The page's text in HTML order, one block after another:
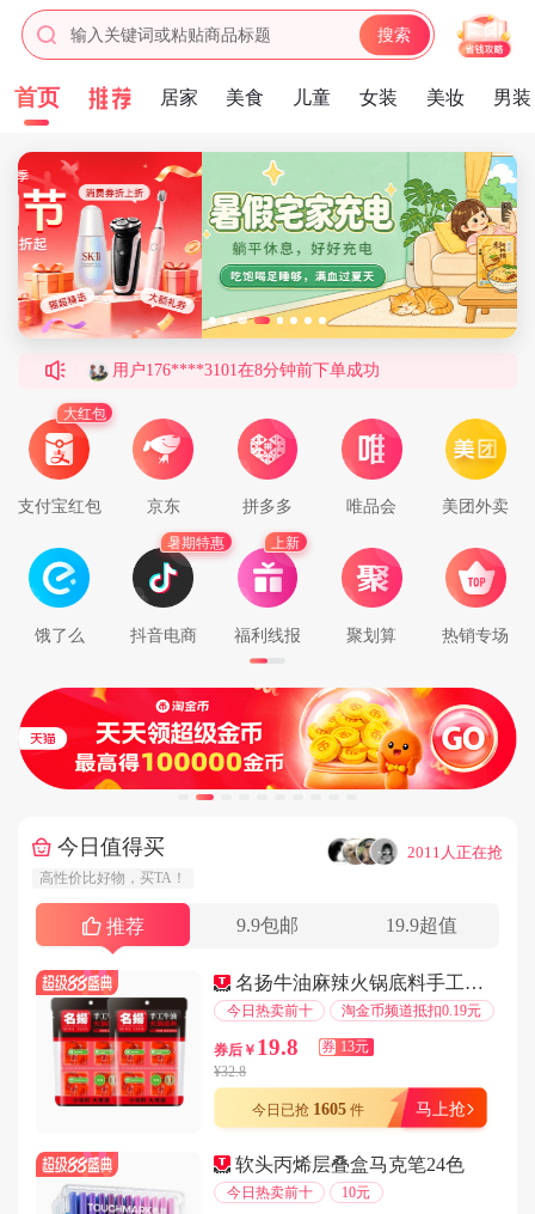
输入关键词或粘贴商品标题 搜索
首页 居家 美食 儿童 女装 美妆 男装
用户158****9657在4分钟前下单成功
用户130****7136在2分钟前下单成功
用户157****2876在5分钟前下单成功
用户185****1256在9分钟前下单成功
用户150****1111在5分钟前下单成功
用户176****3101在8分钟前下单成功
用户150****7621在2分钟前下单成功
用户185****8356在4分钟前下单成功
用户188****4184在9分钟前下单成功
用户137****1525在7分钟前下单成功
用户152****5669在3分钟前下单成功
用户153****8942在3分钟前下单成功
用户131****2196在8分钟前下单成功
用户131****8865在8分钟前下单成功
用户132****7001在4分钟前下单成功
用户137****5636在3分钟前下单成功
用户188****3694在5分钟前下单成功
用户188****1684在4分钟前下单成功
用户134****6913在5分钟前下单成功
用户137****4629在1分钟前下单成功
用户183****9034在6分钟前下单成功
用户157****8854在1分钟前下单成功
用户183****9237在2分钟前下单成功
用户185****3628在8分钟前下单成功
用户186****3620在9分钟前下单成功
用户182****4958在4分钟前下单成功
用户181****7738在1分钟前下单成功
用户159****3752在4分钟前下单成功
支付宝红包
大红包
京东 拼多多 唯品会 美团外卖
饿了么 抖音电商
暑期特惠
福利线报
上新
聚划算 热销专场
今日值得买
高性价比好物，买TA！
··· 2011人正在抢
推荐 9.9包邮 19.9超值
名扬牛油麻辣火锅底料手工全型四川风味调料
今日热卖前十 淘金币频道抵扣0.19元
券后￥ 19.8 券 13元
¥32.8
今日已抢 1605 件 马上抢
软头丙烯层叠盒马克笔24色
今日热卖前十 10元